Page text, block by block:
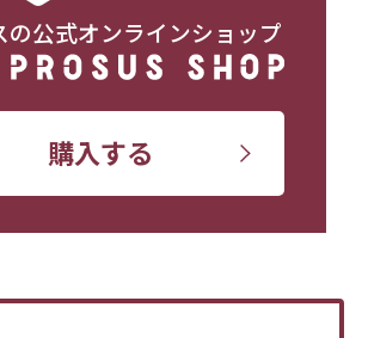
の公式オンラインショップ
購入する